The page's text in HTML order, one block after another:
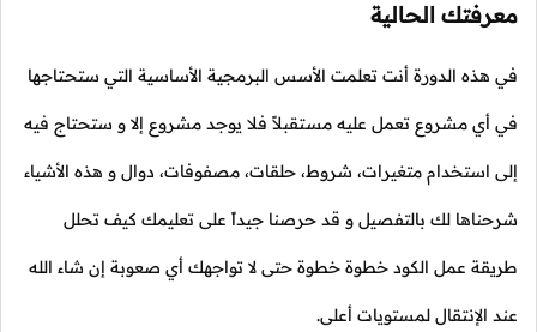
معرفتك الحالية
في هذه الدورة أنت تعلمت الأسس البرمجية الأساسية التي ستحتاجها
في أي مشروع تعمل عليه مستقبلاً فلا يوجد مشروع إلا و ستحتاج فيه
إلى استخدام متغيرات، شروط، حلقات، مصفوفات، دوال و هذه الأشياء
شرحناها لك بالتفصيل و قد حرصنا جيداً على تعليمك كيف تحلل
طريقة عمل الكود خطوة خطوة حتى لا تواجهك أي صعوبة إن شاء الله
عند الإنتقال لمستويات أعلى.